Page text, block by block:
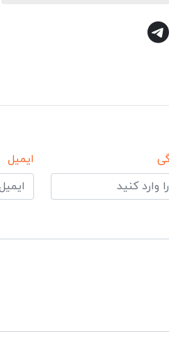
ایمیل